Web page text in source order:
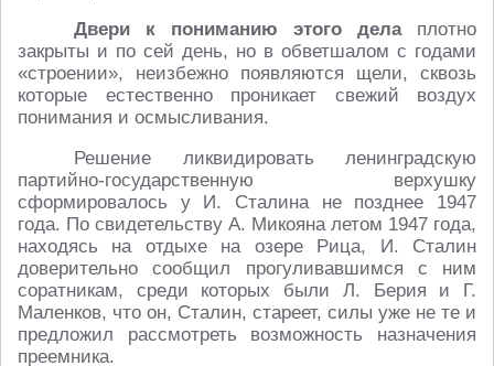
Двери к пониманию этого делаплотно
закрыты и по сей день, но в обветшалом с годами
«строении», неизбежно появляются щели, сквозь
которые естественно проникает свежий воздух
понимания и осмысливания.
Решение ликвидировать ленинградскую
партийно-государственную верхушку
сформировалось у И. Сталина не позднее 1947
года. По свидетельству А. Микояна летом 1947 года,
находясь на отдыхе на озере Рица, И. Сталин
доверительно сообщил прогуливавшимся с ним
соратникам, среди которых были Л. Берия и Г.
Маленков, что он, Сталин, стареет, силы уже не те и
предложил рассмотреть возможность назначения
преемника.